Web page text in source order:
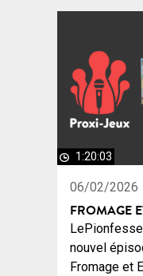
1:20:03
06/02/2026
FROMAGE
nouvel
Fromage et